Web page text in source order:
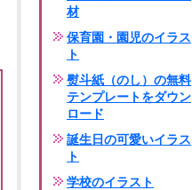
材
保育園・園児のイラス
ト
熨斗紙（のし）の無料
テンプレートをダウン
ロード
誕生日の可愛いイラス
ト
学校のイラスト